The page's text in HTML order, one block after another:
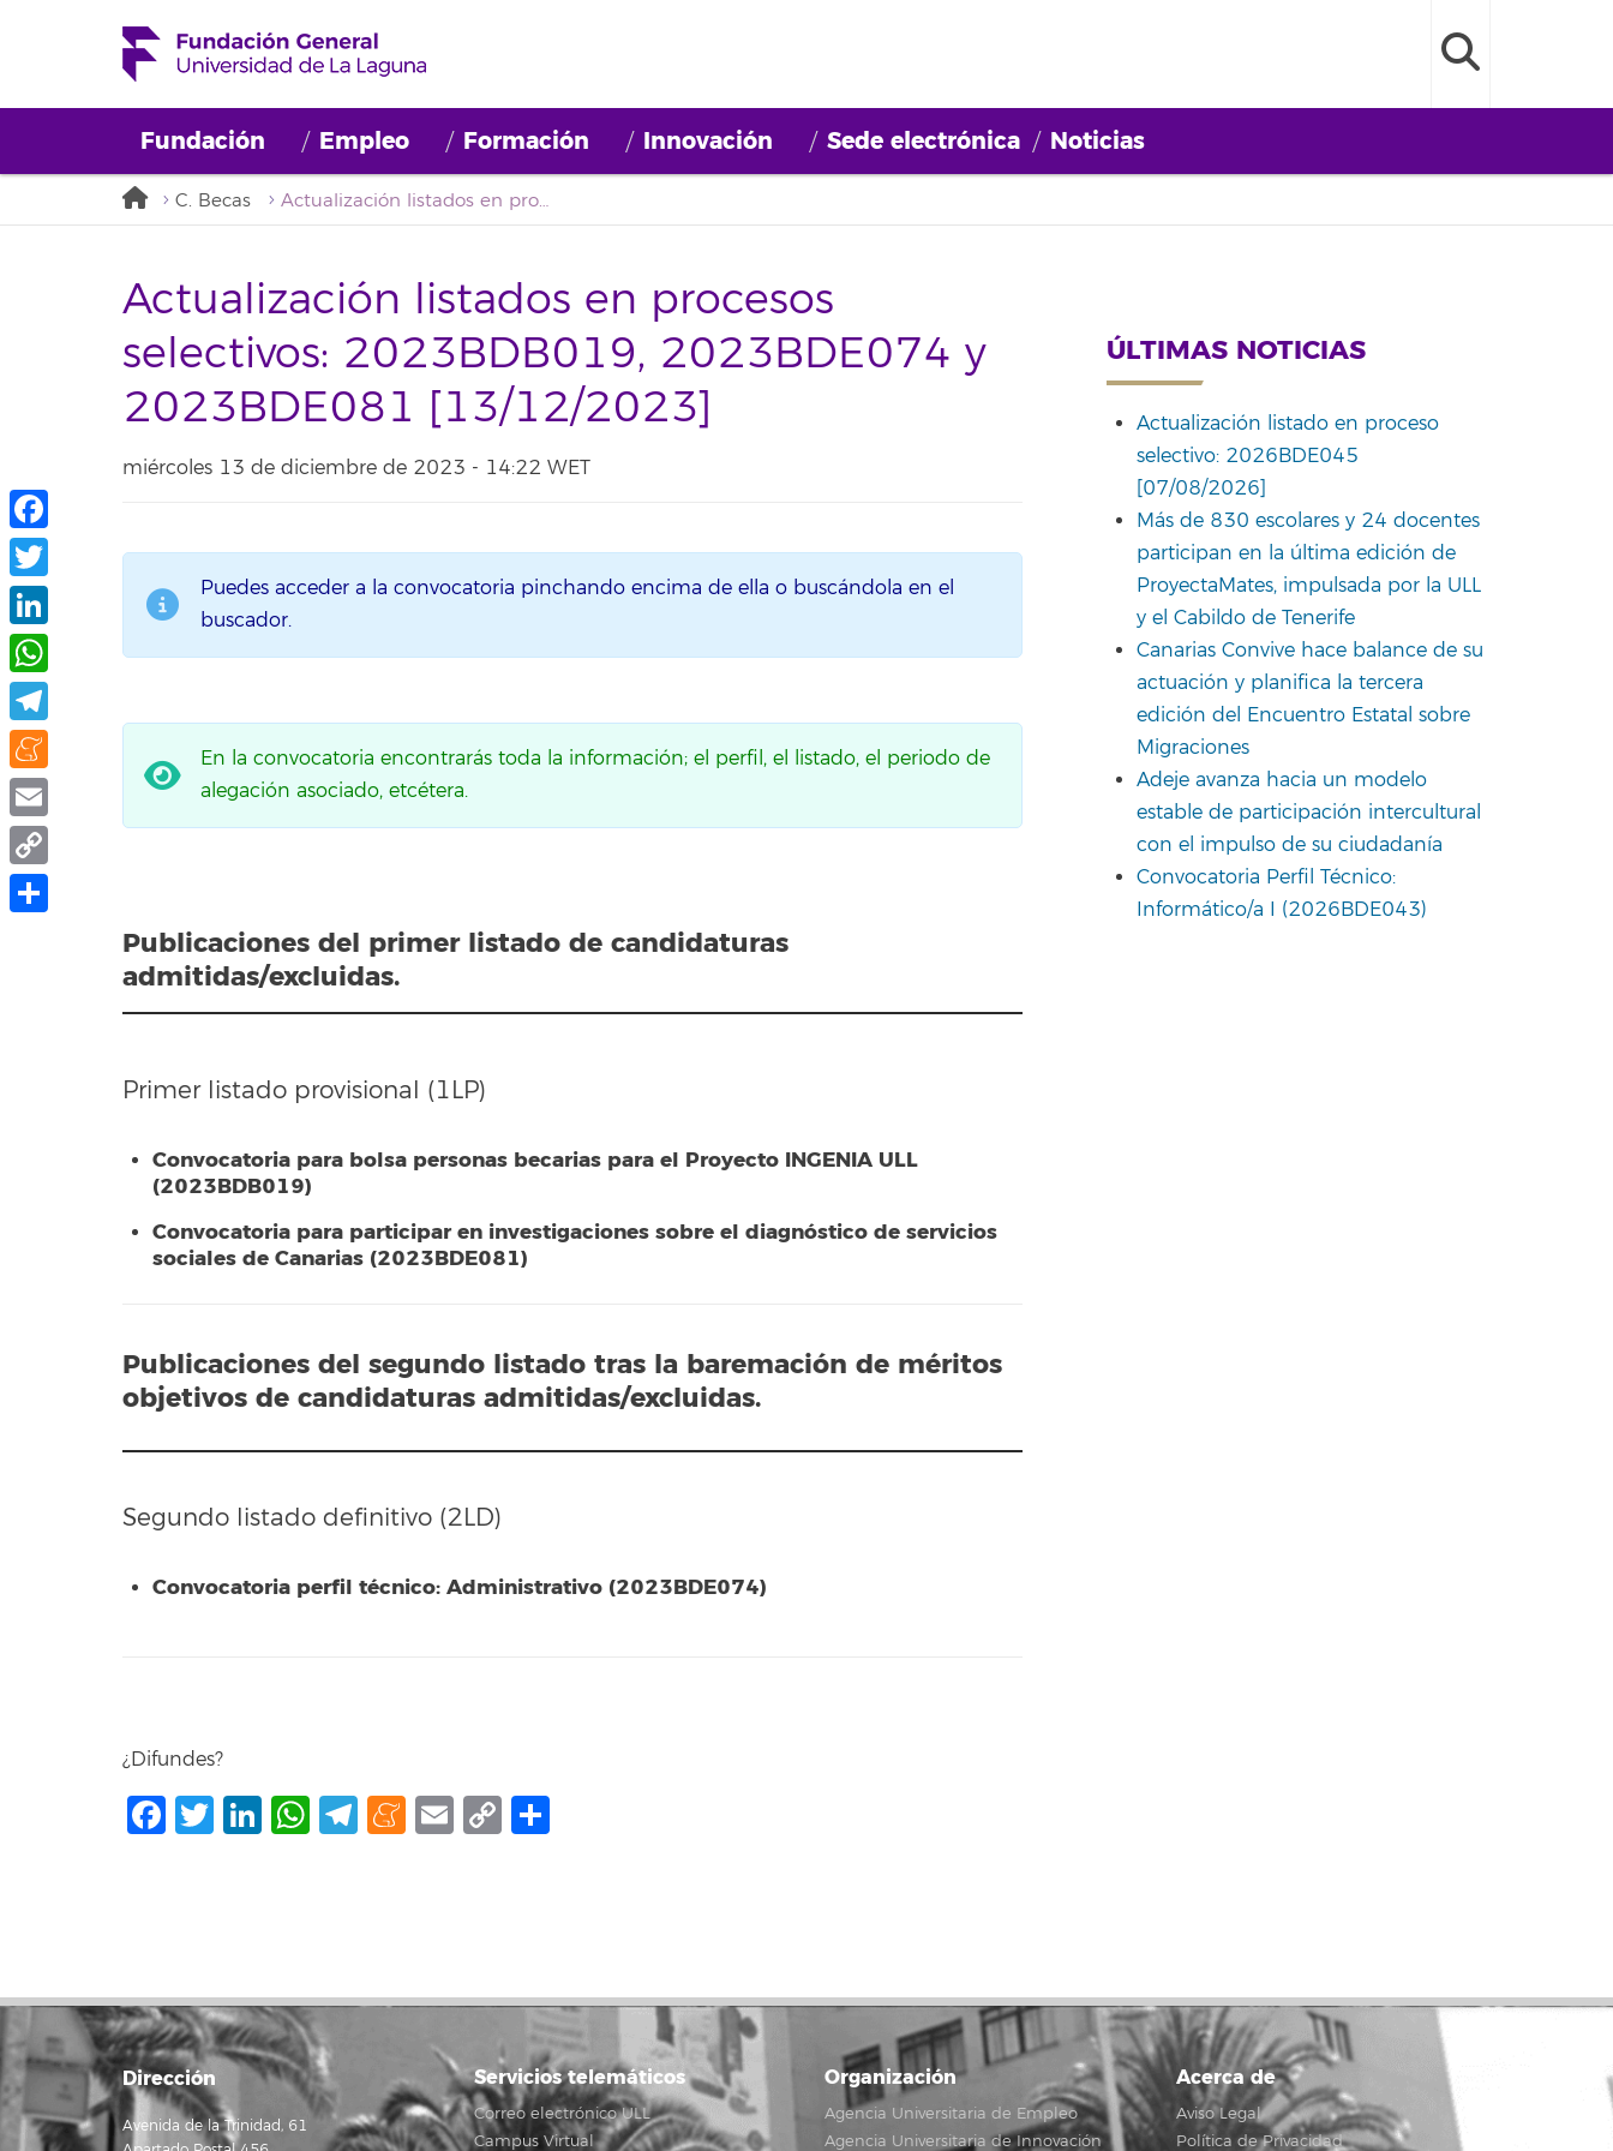
Fundación Empleo Formación Innovación Sede electrónica Noticias
C. Becas Actualización listados en procesos selectivos: 2023BDB019, 2023BDE074 y 2023BDE081 [13/12/2023]
Actualización listados en procesos
selectivos: 2023BDB019, 2023BDE074 y
2023BDE081 [13/12/2023]
miércoles 13 de diciembre de 2023 - 14:22 WET
Puedes acceder a la convocatoria pinchando encima de ella o buscándola en el
buscador.
En la convocatoria encontrarás toda la información; el perfil, el listado, el periodo de
alegación asociado, etcétera.
Publicaciones del primer listado de candidaturas
admitidas/excluidas.
Primer listado provisional (1LP)
Convocatoria para bolsa personas becarias para el Proyecto INGENIA ULL
(2023BDB019)
Convocatoria para participar en investigaciones sobre el diagnóstico de servicios
sociales de Canarias (2023BDE081)
Publicaciones del segundo listado tras la baremación de méritos
objetivos de candidaturas admitidas/excluidas.
Segundo listado definitivo (2LD)
Convocatoria perfil técnico: Administrativo (2023BDE074)
¿Difundes?
Facebook
Twitter
LinkedIn
WhatsApp
Telegram
Meneame
Email
Copy
ÚLTIMAS NOTICIAS
Actualización listado en proceso
selectivo: 2026BDE045
[07/08/2026]
Más de 830 escolares y 24 docentes
participan en la última edición de
ProyectaMates, impulsada por la ULL
y el Cabildo de Tenerife
Canarias Convive hace balance de su
actuación y planifica la tercera
edición del Encuentro Estatal sobre
Migraciones
Adeje avanza hacia un modelo
estable de participación intercultural
con el impulso de su ciudadanía
Convocatoria Perfil Técnico:
Informático/a I (2026BDE043)
Dirección
Avenida de la Trinidad, 61
Servicios telemáticos
Correo electrónico ULL
Campus Virtual
Organización
Agencia Universitaria de Empleo
Agencia Universitaria de Innovación
Acerca de
Aviso Legal
Política de Privacidad
Facebook
Twitter
LinkedIn
WhatsApp
Telegram
Meneame
Email
Copy